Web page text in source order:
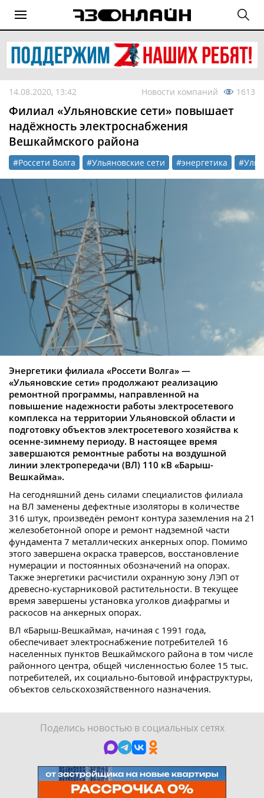
14.08.2020, 13:42 Новости компаний 1613
Филиал «Ульяновские сети» повышает
надёжность электроснабжения
Вешкаймского района
#Россети Волга #Ульяновские сети #энергетика
Энергетики филиала «Россети Волга» —
«Ульяновские сети» продолжают реализацию
ремонтной программы, направленной на
повышение надежности работы электросетевого
комплекса на территории Ульяновской области и
подготовку объектов электросетевого хозяйства к
осенне-зимнему периоду. В настоящее время
завершаются ремонтные работы на воздушной
линии электропередачи (ВЛ) 110 кВ «Барыш-
Вешкайма».
На сегодняшний день силами специалистов филиала
на ВЛ заменены дефектные изоляторы в количестве
316 штук, произведён ремонт контура заземления на 21
железобетонной опоре и ремонт надземной части
фундамента 7 металлических анкерных опор. Помимо
этого завершена окраска траверсов, восстановление
нумерации и постоянных обозначений на опорах.
Также энергетики расчистили охранную зону ЛЭП от
древесно-кустарниковой растительности. В текущее
время завершены установка уголков диафрагмы и
раскосов на анкерных опорах.
ВЛ «Барыш-Вешкайма», начиная с 1991 года,
обеспечивает электроснабжение потребителей 16
населенных пунктов Вешкаймского района в том числе
районного центра, общей численностью более 15 тыс.
потребителей, их социально-бытовой инфраструктуры,
объектов сельскохозяйственного назначения.
Поделись новостью в социальных сетях